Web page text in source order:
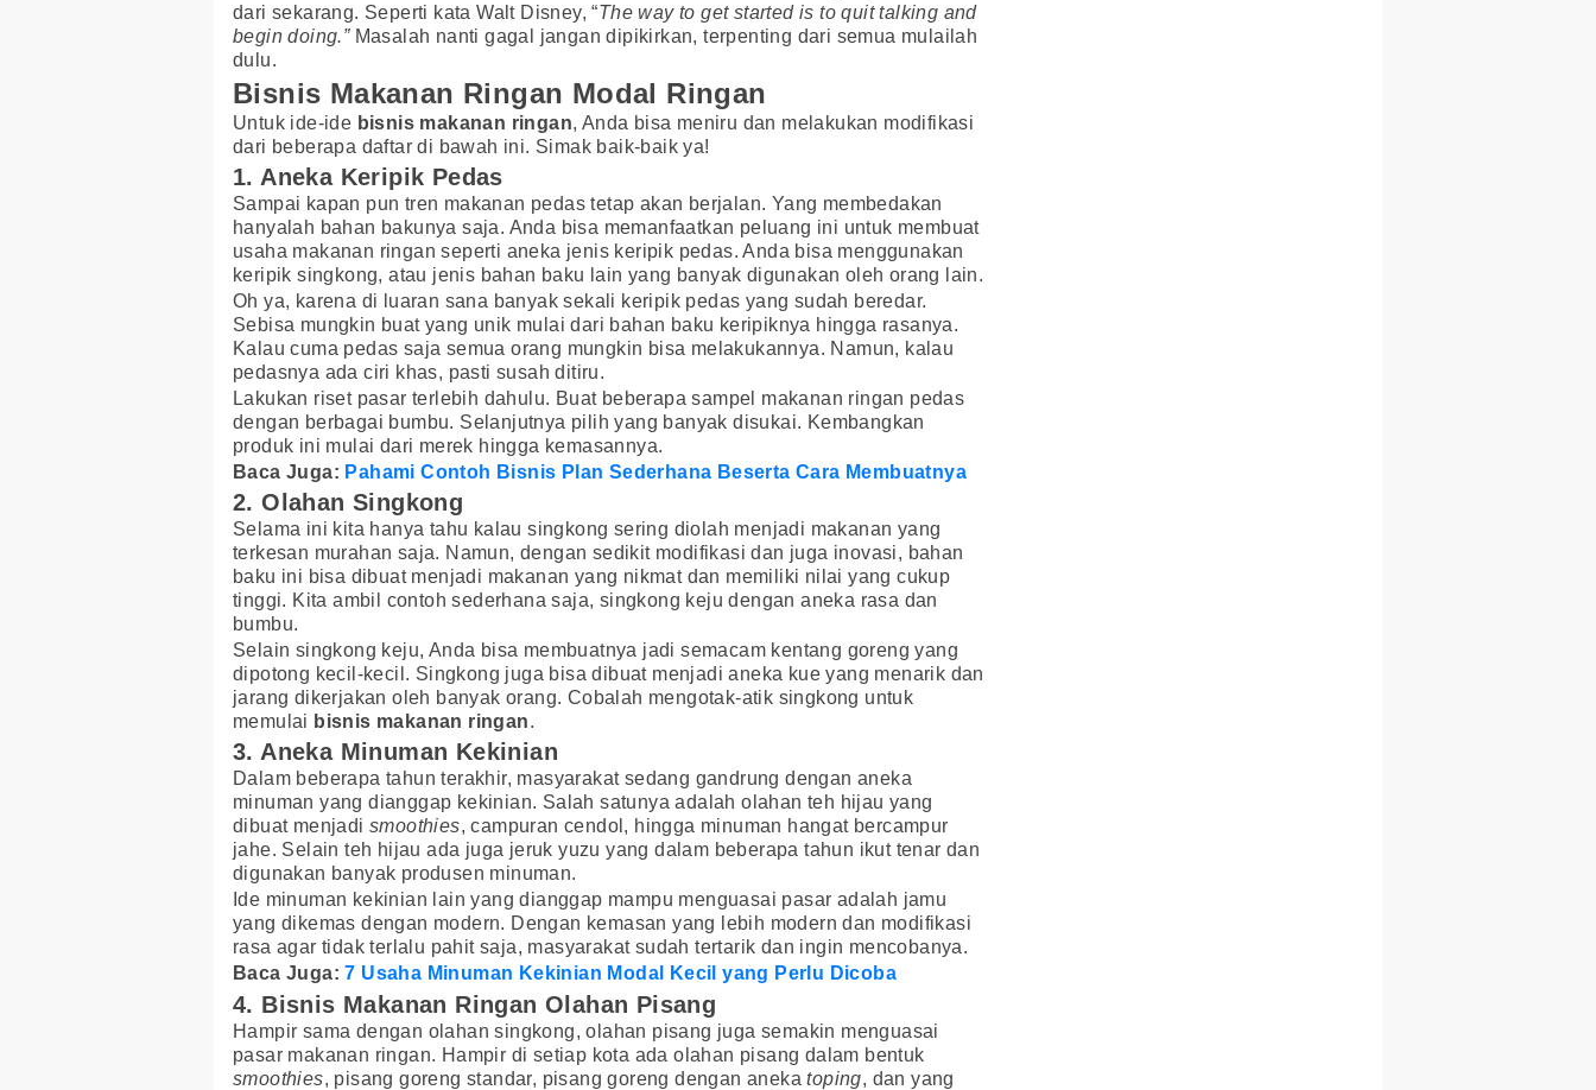
dari sekarang. Seperti kata Walt Disney, “The way to get started is to quit talking and
begin doing.”Masalah nanti gagal jangan dipikirkan, terpenting dari semua mulailah
dulu.
Bisnis Makanan Ringan Modal Ringan
Untuk ide-ide bisnis makanan ringan, Anda bisa meniru dan melakukan modifikasi
dari beberapa daftar di bawah ini. Simak baik-baik ya!
1. Aneka Keripik Pedas
Sampai kapan pun tren makanan pedas tetap akan berjalan. Yang membedakan
hanyalah bahan bakunya saja. Anda bisa memanfaatkan peluang ini untuk membuat
usaha makanan ringan seperti aneka jenis keripik pedas. Anda bisa menggunakan
keripik singkong, atau jenis bahan baku lain yang banyak digunakan oleh orang lain.
Oh ya, karena di luaran sana banyak sekali keripik pedas yang sudah beredar.
Sebisa mungkin buat yang unik mulai dari bahan baku keripiknya hingga rasanya.
Kalau cuma pedas saja semua orang mungkin bisa melakukannya. Namun, kalau
pedasnya ada ciri khas, pasti susah ditiru.
Lakukan riset pasar terlebih dahulu. Buat beberapa sampel makanan ringan pedas
dengan berbagai bumbu. Selanjutnya pilih yang banyak disukai. Kembangkan
produk ini mulai dari merek hingga kemasannya.
Baca Juga: Pahami Contoh Bisnis Plan Sederhana Beserta Cara Membuatnya
2. Olahan Singkong
Selama ini kita hanya tahu kalau singkong sering diolah menjadi makanan yang
terkesan murahan saja. Namun, dengan sedikit modifikasi dan juga inovasi, bahan
baku ini bisa dibuat menjadi makanan yang nikmat dan memiliki nilai yang cukup
tinggi. Kita ambil contoh sederhana saja, singkong keju dengan aneka rasa dan
bumbu.
Selain singkong keju, Anda bisa membuatnya jadi semacam kentang goreng yang
dipotong kecil-kecil. Singkong juga bisa dibuat menjadi aneka kue yang menarik dan
jarang dikerjakan oleh banyak orang. Cobalah mengotak-atik singkong untuk
memulai bisnis makanan ringan.
3. Aneka Minuman Kekinian
Dalam beberapa tahun terakhir, masyarakat sedang gandrung dengan aneka
minuman yang dianggap kekinian. Salah satunya adalah olahan teh hijau yang
dibuat menjadismoothies, campuran cendol, hingga minuman hangat bercampur
jahe. Selain teh hijau ada juga jeruk yuzu yang dalam beberapa tahun ikut tenar dan
digunakan banyak produsen minuman.
Ide minuman kekinian lain yang dianggap mampu menguasai pasar adalah jamu
yang dikemas dengan modern. Dengan kemasan yang lebih modern dan modifikasi
rasa agar tidak terlalu pahit saja, masyarakat sudah tertarik dan ingin mencobanya.
Baca Juga:7 Usaha Minuman Kekinian Modal Kecil yang Perlu Dicoba
4. Bisnis Makanan Ringan Olahan Pisang
Hampir sama dengan olahan singkong, olahan pisang juga semakin menguasai
pasar makanan ringan. Hampir di setiap kota ada olahan pisang dalam bentuk
smoothies, pisang goreng standar, pisang goreng dengan anekatoping, dan yang